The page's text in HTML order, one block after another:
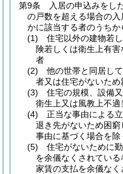
第9条
入居の申込みをし
の戸数を超える場合の入
かに該当する者のうちか
(1)
住宅以外の建物若
険若しくは衛生上有
者
(2)
他の世帯と同居し
者又は住宅がないた
(3)
住宅の規模、設備
衛生上又は風教上不
(4)
正当な事由による
退き先がないため困窮
事由に基づく場合を除
(5)
住宅がないために
を余儀なくされてい
家賃の支払を余儀な